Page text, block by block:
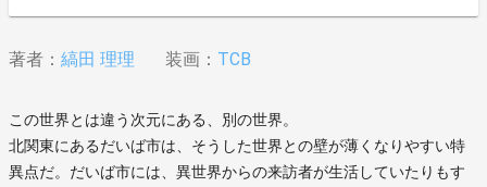
著者： 縞田 理理 装画： TCB
この世界とは違う次元にある、別の世界。
北関東にあるだいば市は、そうした世界との壁が薄くなりやすい特
異点だ。だいば市には、異世界からの来訪者が生活していたりもす